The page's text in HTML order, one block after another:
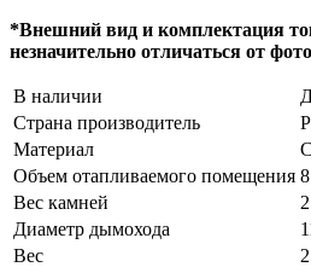
*Внешний вид и комплектация
незначительно отличаться от
В наличии
Страна производитель
Материал
Объем отапливаемого помещения
Вес камней
Диаметр дымохода
Вес